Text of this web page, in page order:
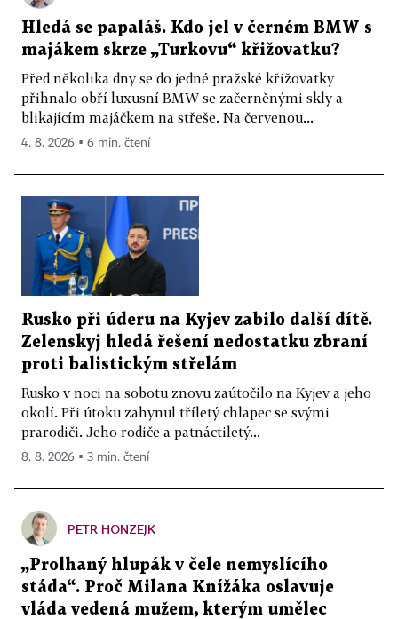
Hledá se papaláš. Kdo jel v černém BMW s
majákem skrze „Turkovu“ křižovatku?
Před několika dny se do jedné pražské křižovatky
přihnalo obří luxusní BMW se začerněnými skly a
blikajícím majáčkem na střeše. Na červenou...
4. 8. 2026 ▪ 6 min. čtení
Rusko při úderu na Kyjev zabilo další dítě.
Zelenskyj hledá řešení nedostatku zbraní
proti balistickým střelám
Rusko v noci na sobotu znovu zaútočilo na Kyjev a jeho
okolí. Při útoku zahynul tříletý chlapec se svými
prarodiči. Jeho rodiče a patnáctiletý...
8. 8. 2026 ▪ 3 min. čtení
PETR HONZEJK
„Prolhaný hlupák v čele nemyslícího
stáda“. Proč Milana Knížáka oslavuje
vláda vedená mužem, kterým umělec